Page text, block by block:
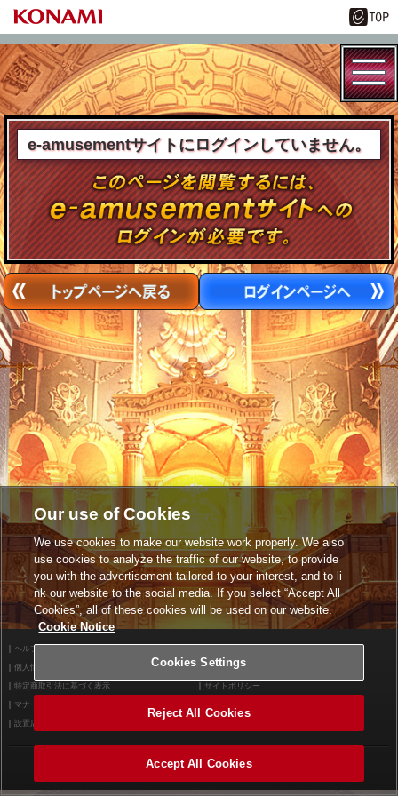
e-amusementサイトにログインしていません。
ヘルプ
個人情報等保護方針 外部送信について
特定商取引法に基づく表示 サイトポリシー
マナー＆ルール
設置店舗検索
©2026 Konami Arcade Games
Our use of Cookies
We use cookies to make our website work properly. We also
use cookies to analyze the traffic of our website, to provide
you with the advertisement tailored to your interest, and to li
nk our website to the social media. If you select “Accept All
Cookies”, all of these cookies will be used on our website.
Cookie Notice
Cookies Settings
Reject All Cookies
Accept All Cookies